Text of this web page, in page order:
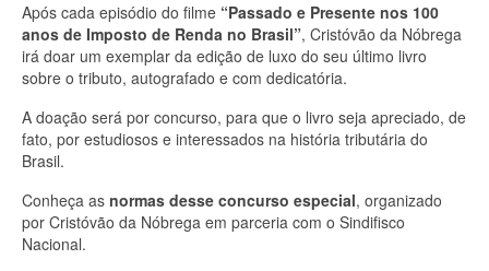
Após cada episódio do filme “Passado e Presente nos 100
anos de Imposto de Renda no Brasil”, Cristóvão da Nóbrega
irá doar um exemplar da edição de luxo do seu último livro
sobre o tributo, autografado e com dedicatória.
A doação será por concurso, para que o livro seja apreciado, de
fato, por estudiosos e interessados na história tributária do
Brasil.
Conheça as normas desse concurso especial, organizado
por Cristóvão da Nóbrega em parceria com o Sindifisco
Nacional.